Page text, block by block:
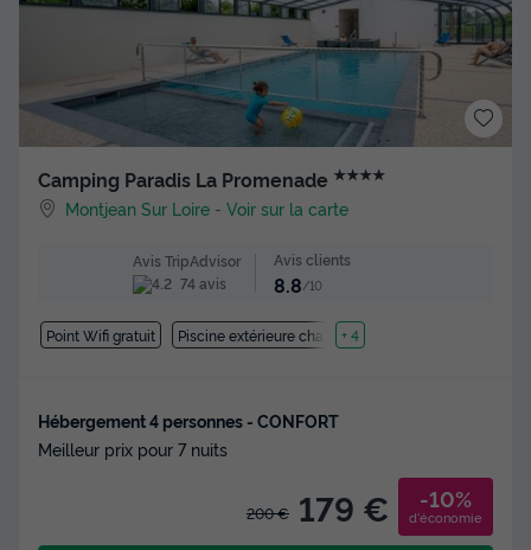
Camping Paradis La Promenade ★★★★
Montjean Sur Loire -Voir sur la carte
Avis TripAdvisor
74 avis
Avis clients
8.8/10
Point Wifi gratuit Piscine extérieure chauffée
+ 4
Hébergement 4 personnes - CONFORT
Meilleur prix pour 7 nuits
200 € 179 € -10%
d'économie